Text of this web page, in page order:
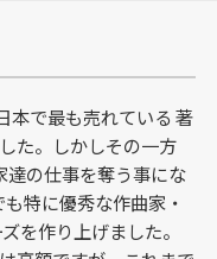
本で最も売れている 著
た。しかしその一方
達の仕事を奪う事にな
特に優秀な作曲家・
を作り上げました。